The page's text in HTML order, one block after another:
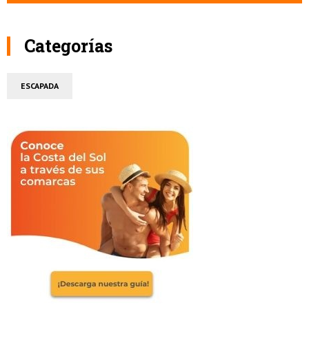
Categorías
ESCAPADA